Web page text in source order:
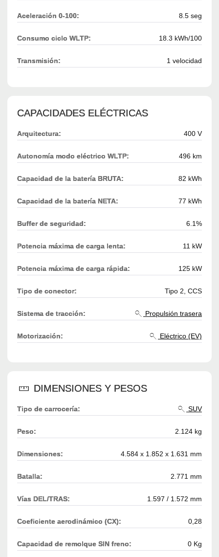
Aceleración 0-100: 8.5 seg
Consumo ciclo WLTP: 18.3 kWh/100
Transmisión: 1 velocidad
CAPACIDADES ELÉCTRICAS
Arquitectura: 400 V
Autonomía modo eléctrico WLTP: 496 km
Capacidad de la batería BRUTA: 82 kWh
Capacidad de la batería NETA: 77 kWh
Buffer de seguridad: 6.1%
Potencia máxima de carga lenta: 11 kW
Potencia máxima de carga rápida: 125 kW
Tipo de conector: Tipo 2, CCS
Sistema de tracción: Propulsión trasera
Motorización: Eléctrico (EV)
DIMENSIONES Y PESOS
Tipo de carrocería: SUV
Peso: 2.124 kg
Dimensiones: 4.584 x 1.852 x 1.631 mm
Batalla: 2.771 mm
Vías DEL/TRAS: 1.597 / 1.572 mm
Coeficiente aerodinámico (CX): 0,28
Capacidad de remolque SIN freno: 0 Kg